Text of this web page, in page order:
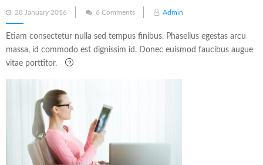
Posted
on
28 January 2016 6 Comments Admin
Etiam consectetur nulla sed tempus finibus. Phasellus egestas arcu
massa, id commodo est dignissim id. Donec euismod faucibus augue
vitae porttitor.